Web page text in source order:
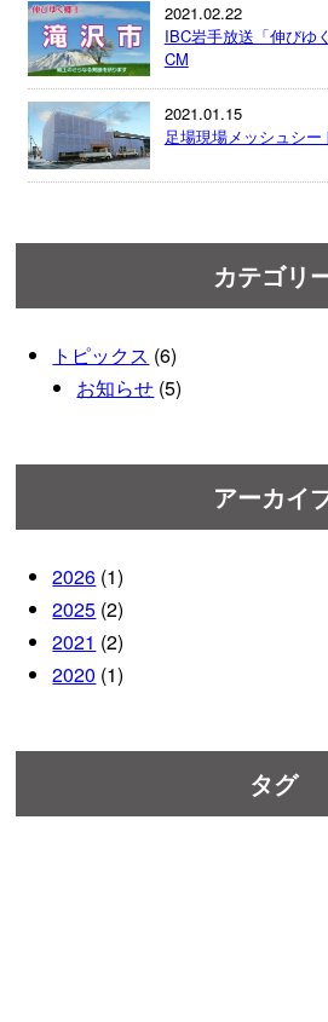
2021.02.22
IBC岩手放送「伸びゆ
CM
2021.01.15
足場現場メッシュシー
カテゴリ
トピックス (6)
お知らせ (5)
アーカイ
2026 (1)
2025 (2)
2021 (2)
2020 (1)
タグ